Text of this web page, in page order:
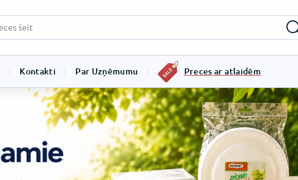
Kontakti Par Uzņēmumu Preces ar atlaidēm